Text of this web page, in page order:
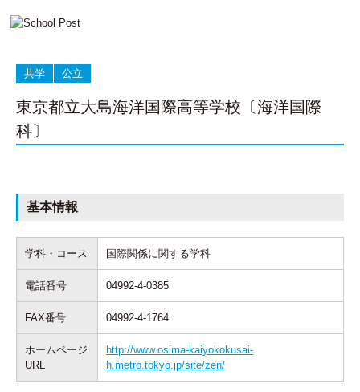
共学 公立
東京都立大島海洋国際高等学校〔海洋国際
科〕
基本情報
学科・コース 国際関係に関する学科
電話番号 04992-4-0385
FAX番号 04992-4-1764
ホームページ
URL
http://www.osima-kaiyokokusai-
h.metro.tokyo.jp/site/zen/